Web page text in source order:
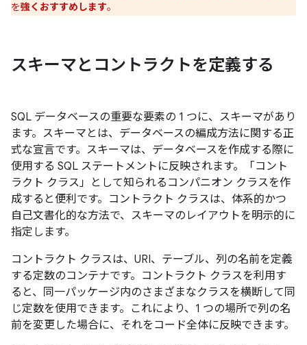
を強くおすすめします。
スキーマとコントラクトを定義する
SQL データベースの重要な要素の 1 つに、スキーマがあり
ます。スキーマとは、データベースの編成方法に関する正
式な宣言です。スキーマは、データベースを作成する際に
使用する SQL ステートメントに反映されます。「コント
ラクト クラス」として知られるコンパニオン クラスを作
成すると便利です。コントラクト クラスは、体系的かつ
自己文書化的な方法で、スキーマのレイアウトを明示的に
指定します。
コントラクト クラスは、URI、テーブル、列の名前を定義
する定数のコンテナです。コントラクト クラスを利用す
ると、同一パッケージ内のさまざまなクラスを横断して同
じ定数を使用できます。これにより、1 つの場所で列の名
前を変更した場合に、それをコード全体に反映できます。